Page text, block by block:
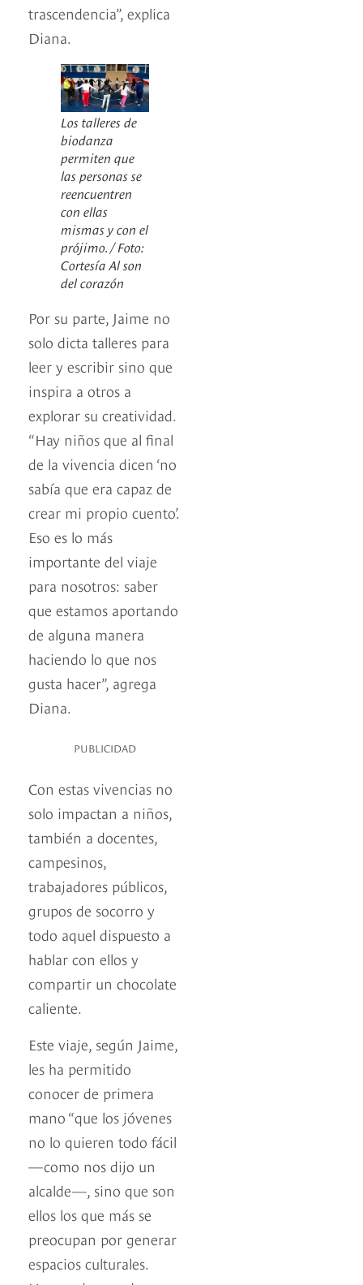
trascendencia”, explica
Diana.
Los talleres de
biodanza
permiten que
las personas se
reencuentren
con ellas
mismas y con el
prójimo. / Foto:
Cortesía Al son
del corazón
Por su parte, Jaime no
solo dicta talleres para
leer y escribir sino que
inspira a otros a
explorar su creatividad.
“Hay niños que al final
de la vivencia dicen ‘no
sabía que era capaz de
crear mi propio cuento’.
Eso es lo más
importante del viaje
para nosotros: saber
que estamos aportando
de alguna manera
haciendo lo que nos
gusta hacer”, agrega
Diana.
PUBLICIDAD
Con estas vivencias no
solo impactan a niños,
también a docentes,
campesinos,
trabajadores públicos,
grupos de socorro y
todo aquel dispuesto a
hablar con ellos y
compartir un chocolate
caliente.
Este viaje, según Jaime,
les ha permitido
conocer de primera
mano “que los jóvenes
no lo quieren todo fácil
—como nos dijo un
alcalde—, sino que son
ellos los que más se
preocupan por generar
espacios culturales.